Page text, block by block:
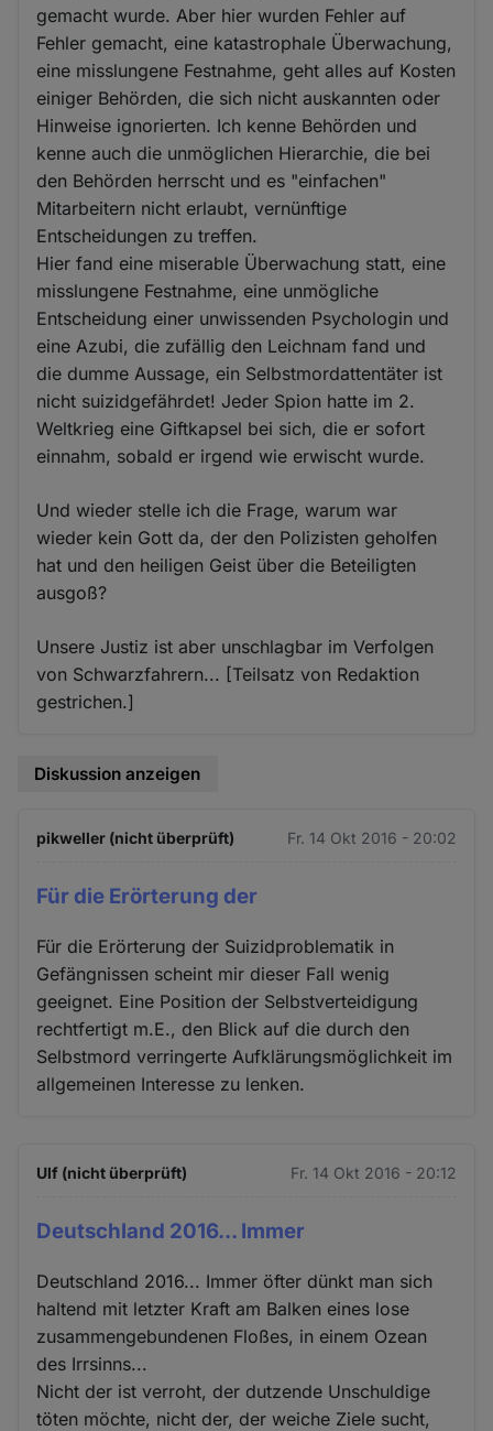
gemacht wurde. Aber hier wurden Fehler auf
Fehler gemacht, eine katastrophale Überwachung,
eine misslungene Festnahme, geht alles auf Kosten
einiger Behörden, die sich nicht auskannten oder
Hinweise ignorierten. Ich kenne Behörden und
kenne auch die unmöglichen Hierarchie, die bei
den Behörden herrscht und es "einfachen"
Mitarbeitern nicht erlaubt, vernünftige
Entscheidungen zu treffen.
Hier fand eine miserable Überwachung statt, eine
misslungene Festnahme, eine unmögliche
Entscheidung einer unwissenden Psychologin und
eine Azubi, die zufällig den Leichnam fand und
die dumme Aussage, ein Selbstmordattentäter ist
nicht suizidgefährdet! Jeder Spion hatte im 2.
Weltkrieg eine Giftkapsel bei sich, die er sofort
einnahm, sobald er irgend wie erwischt wurde.
Und wieder stelle ich die Frage, warum war
wieder kein Gott da, der den Polizisten geholfen
hat und den heiligen Geist über die Beteiligten
ausgoß?
Unsere Justiz ist aber unschlagbar im Verfolgen
von Schwarzfahrern... [Teilsatz von Redaktion
gestrichen.]
Diskussion anzeigen
pikweller (nicht überprüft) Fr. 14 Okt 2016 - 20:02
Für die Erörterung der
Für die Erörterung der Suizidproblematik in
Gefängnissen scheint mir dieser Fall wenig
geeignet. Eine Position der Selbstverteidigung
rechtfertigt m.E., den Blick auf die durch den
Selbstmord verringerte Aufklärungsmöglichkeit im
allgemeinen Interesse zu lenken.
Ulf (nicht überprüft) Fr. 14 Okt 2016 - 20:12
Deutschland 2016... Immer
Deutschland 2016... Immer öfter dünkt man sich
haltend mit letzter Kraft am Balken eines lose
zusammengebundenen Floßes, in einem Ozean
des Irrsinns...
Nicht der ist verroht, der dutzende Unschuldige
töten möchte, nicht der, der weiche Ziele sucht,